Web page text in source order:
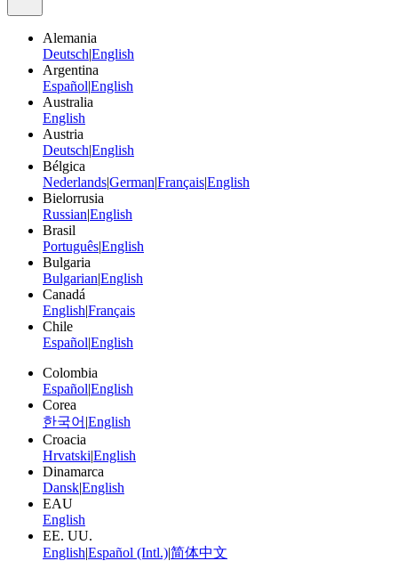
Alemania
Deutsch|English
Argentina
Español|English
Australia
English
Austria
Deutsch|English
Bélgica
Nederlands|German|Français|English
Bielorrusia
Russian|English
Brasil
Português|English
Bulgaria
Bulgarian|English
Canadá
English|Français
Chile
Español|English
Colombia
Español|English
Corea
한국어 |English
Croacia
Hrvatski|English
Dinamarca
Dansk|English
EAU
English
EE. UU.
English|Español (Intl.)|简体中文